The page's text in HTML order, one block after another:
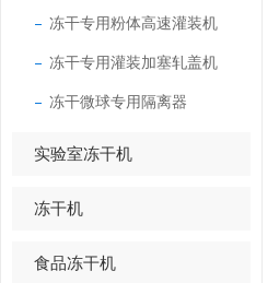
冻干专用粉体高速灌装机
冻干专用灌装加塞轧盖机
冻干微球专用隔离器
实验室冻干机
冻干机
食品冻干机